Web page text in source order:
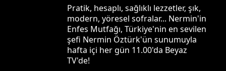
Pratik, hesaplı, sağlıklı lezzetler, şık,
modern, yöresel sofralar... Nermin'in
Enfes Mutfağı, Türkiye'nin en sevilen
şefi Nermin Öztürk'ün sunumuyla
hafta içi her gün 11.00'da Beyaz
TV'de!